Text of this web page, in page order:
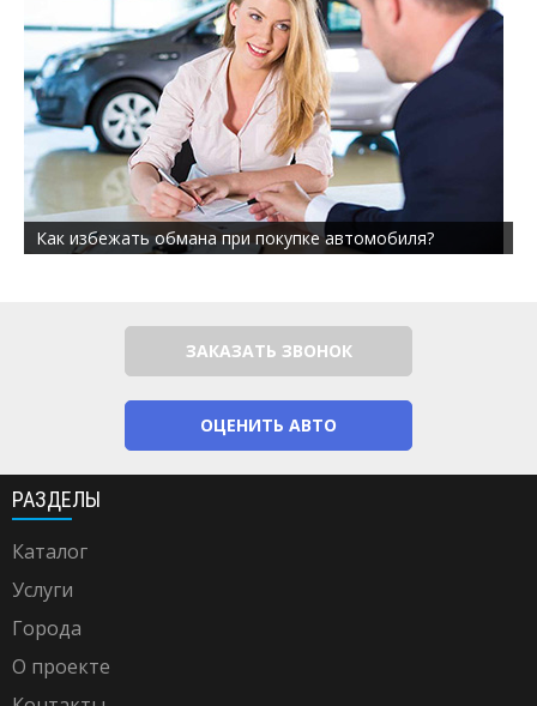
Как избежать обмана при покупке автомобиля?
ЗАКАЗАТЬ ЗВОНОК
ОЦЕНИТЬ АВТО
РАЗДЕЛЫ
Каталог
Услуги
Города
О проекте